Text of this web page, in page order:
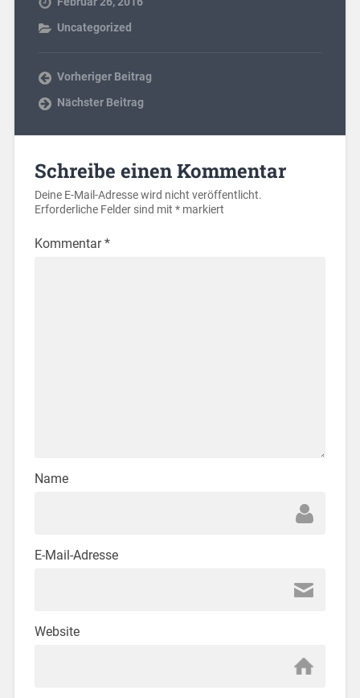
Uncategorized
Vorheriger Beitrag
Nächster Beitrag
Schreibe einen Kommentar
Deine E-Mail-Adresse wird nicht veröffentlicht.
Erforderliche Felder sind mit *markiert
Kommentar*
Name
E-Mail-Adresse
Website